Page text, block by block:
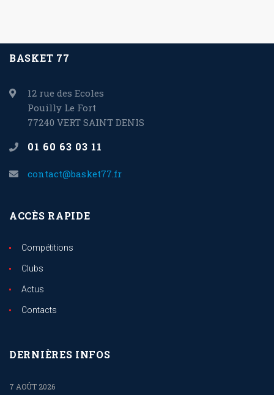
BASKET 77
12 rue des Ecoles
Pouilly Le Fort
77240 VERT SAINT DENIS
01 60 63 03 11
contact@basket77.fr
ACCÈS RAPIDE
Compétitions
Clubs
Actus
Contacts
DERNIÈRES INFOS
7 AOÛT 2026